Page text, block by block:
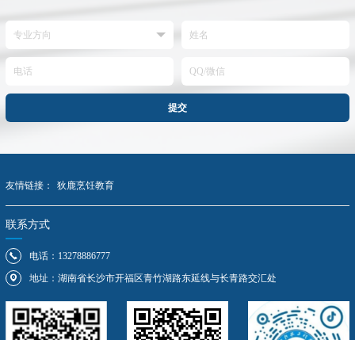
提交
友情链接： 狄鹿烹饪教育
联系方式
电话：13278886777
地址：湖南省长沙市开福区青竹湖路东延线与长青路交汇处